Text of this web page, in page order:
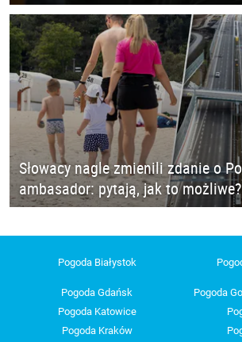
Słowacy nagle zmienili zdanie o
ambasador: pytają, jak to możliwe?
Pogoda Białystok
Pogoda Gdańsk
Pogoda
Pogoda Katowice
Pogoda Kraków